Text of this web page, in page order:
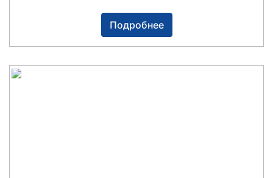
Подробнее